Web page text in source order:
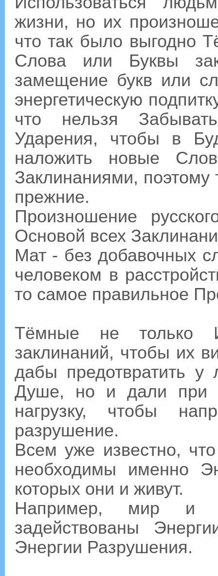
жизни, но их
что так было выгодно
Слова или Буквы
замещение букв или
энергетическую
что нельзя
Ударения, чтобы в
наложить новые
Заклинаниями, поэтому
прежние.
Произношение
Основой всех
Мат - без добавочных
человеком в
то самое правильное
Тёмные не только
заклинаний, чтобы их
дабы предотвратить
Душе, но и дали при
нагрузку, чтобы
разрушение.
Всем уже известно,
необходимы именно
которых они и живут.
Например, мир и
задействованы
Энергии Разрушения.